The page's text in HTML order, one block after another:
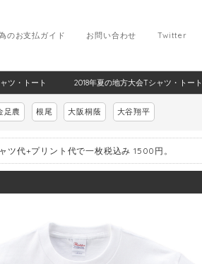
Twitter
お問い合わせ
のお支払ガイド
ツ・トート 2018年夏の地方大会Tシャツ・トート
足農 根尾 大阪桐蔭 大谷翔平
ツ代+プリント代で一枚税込み 1500円。